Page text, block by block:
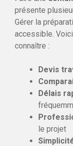
présente
Gérer la
accessible.
connaître :
Devis
Délais
le projet